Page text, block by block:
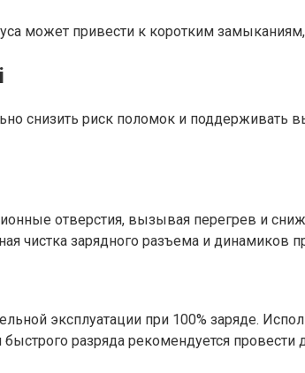
может привести к коротким
снизить риск поломок и
отверстия, вызывая перегрев и
чистка зарядного разъема и динамиков
эксплуатации при 100% заряде.
разряда рекомендуется провести